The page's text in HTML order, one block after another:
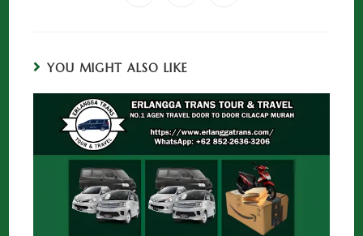
YOU MIGHT ALSO LIKE